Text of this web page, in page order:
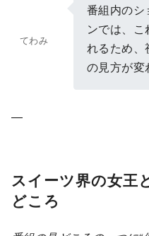
てわみ
番組内のシ
ンでは、こ
れるため、
の見方が変
—
スイーツ界の女王
どころ